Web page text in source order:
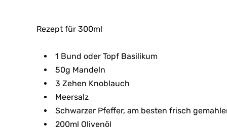
Rezept für 300ml
1 Bund oder Topf Basilikum
50g Mandeln
3 Zehen Knoblauch
Meersalz
Schwarzer Pfeffer, am besten frisch
200ml Olivenöl